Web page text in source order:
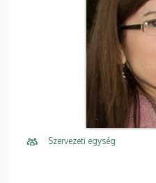
Szervezeti egység